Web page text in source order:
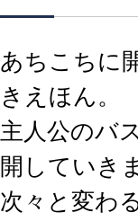
あちこちに
きえほん。
主人公のバ
開していき
次々と変わ